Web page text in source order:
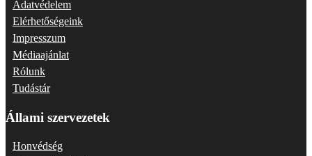
Adatvédelem
Elérhetőségeink
Impresszum
Médiaajánlat
Rólunk
Tudástár
Állami szervezetek
Honvédség